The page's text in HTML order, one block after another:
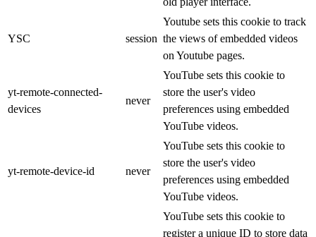
YSC session
Youtube sets this cookie to track
the views of embedded videos
on Youtube pages.
yt-remote-connected-
devices
never
YouTube sets this cookie to
store the user's video
preferences using embedded
YouTube videos.
yt-remote-device-id never
YouTube sets this cookie to
store the user's video
preferences using embedded
YouTube videos.
YouTube sets this cookie to
register a unique ID to store data